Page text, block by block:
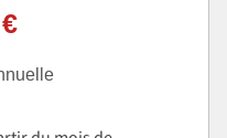
€